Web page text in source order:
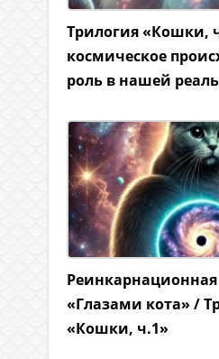
Трилогия «Кошки,
космическое
роль в нашей
Реинкарнационная
«Глазами кота» /
«Кошки, ч.1»